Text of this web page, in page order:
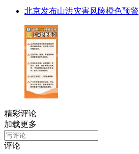
北京发布山洪灾害风险橙色预警
精彩评论
加载更多
评论